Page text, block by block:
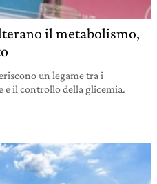
il metabolismo,
un legame tra i
e il controllo della glicemia.